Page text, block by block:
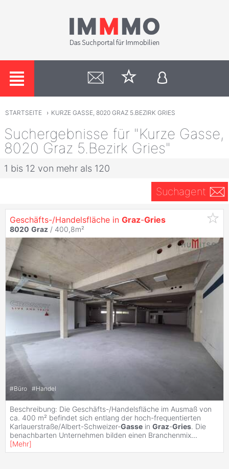
STARTSEITE › KURZE GASSE, 8020 GRAZ 5.BEZIRK GRIES
Suchergebnisse für "Kurze Gasse,
8020 Graz 5.Bezirk Gries"
1 bis 12 von mehr als 120
Suchagent
Geschäfts-/Handelsfläche in Graz-Gries
8020 Graz / 400,8m²
#Büro #Handel
Beschreibung: Die Geschäfts-/Handelsfläche im Ausmaß von
ca. 400 m² befindet sich entlang der hoch-frequentierten
Karlauerstraße/Albert-Schweizer-Gasse in Graz-Gries. Die
benachbarten Unternehmen bilden einen Branchenmix...
[Mehr]